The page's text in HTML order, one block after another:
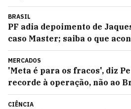
BRASIL
PF adia depoimento de
caso Master; saiba o que
MERCADOS
'Meta é para os fracos', diz
recorde à operação, não ao
CIÊNCIA